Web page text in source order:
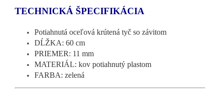
TECHNICKÁ ŠPECIFIKÁCIA
Potiahnutá oceľová krútená tyč so závitom
DĹŽKA: 60 cm
PRIEMER: 11 mm
MATERIÁL: kov potiahnutý plastom
FARBA: zelená